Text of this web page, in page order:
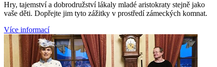
Hry, tajemství a dobrodružství lákaly mladé aristokraty stejně jako
vaše děti. Dopřejte jim tyto zážitky v prostředí zámeckých komnat.
Více informací